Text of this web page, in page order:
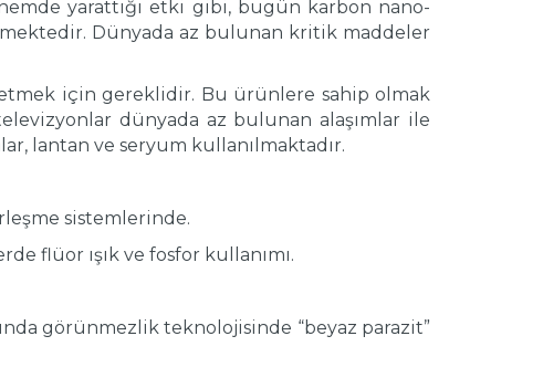
yarattığı etki gibi, bugün karbon nano-
Dünyada az bulunan kritik maddeler
için gereklidir. Bu ürünlere sahip olmak
dünyada az bulunan alaşımlar ile
lantan ve seryum kullanılmaktadır.
sistemlerinde.
flüor ışık ve fosfor kullanımı.
görünmezlik teknolojisinde “beyaz parazit”